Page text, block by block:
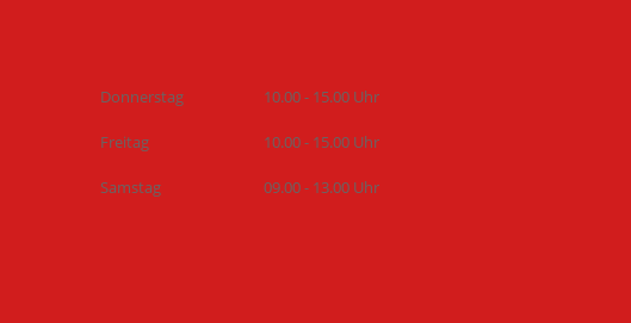
Donnerstag 10.00 - 15.00 Uhr
Freitag 10.00 - 15.00 Uhr
Samstag 09.00 - 13.00 Uhr